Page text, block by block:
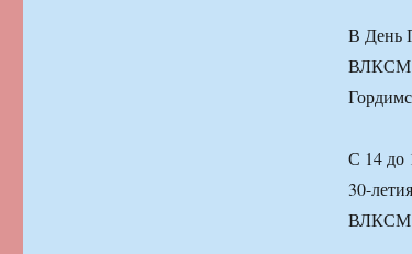
В День
ВЛКСМ
С 14 до
30-
ВЛКСМ